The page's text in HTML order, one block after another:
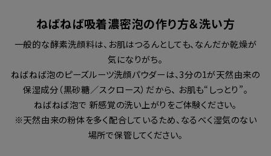
ねばねば吸着濃密泡の作り方＆洗い方
一般的な酵素洗顔料は、お肌はつるんとしても、なんだか乾燥が
気になりがち。
ねばねば泡のピーズルーツ洗顔パウダーは、3分の1が天然由来の
保湿成分（黒砂糖／スクロース）だから、 お肌も“しっとり”。
ねばねば泡で 新感覚の洗い上がりをご体験ください。
※天然由来の粉体を多く配合しているため、なるべく湿気のない
場所で保管してください。